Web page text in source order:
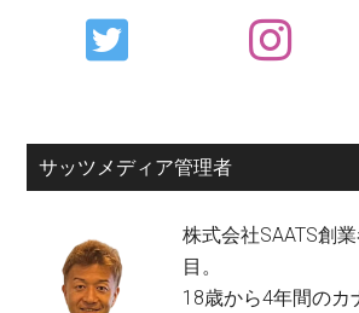
Primary
Sidebar
サッツメディア管理者
株式会社SAATS創
目。
18歳から4年間のカ